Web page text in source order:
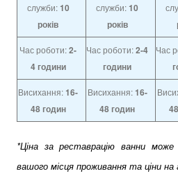
служби:10
років
служби:10
років
Час роботи:2-
4 години
Час роботи:2-4
години
Час
Висихання:16-
48 годин
Висихання:16-
48 годин
*Ціна за реставрацію ванни може
вашого місця проживання та ціни на